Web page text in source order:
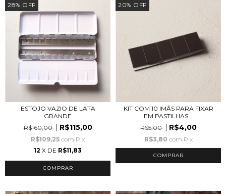
28% OFF
ESTOJO VAZIO DE LATA
GRANDE
R$160,00
R$115,00
R$109,25 com Pix
12 X DE R$11,83
20% OFF
KIT COM 10 IMÃS PARA FIXAR
EM PASTILHAS...
R$5,00
R$4,00
R$3,80 com Pix